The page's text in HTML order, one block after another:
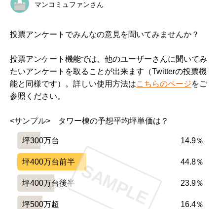
マンコミュファンさん
投票アンケートでみんなの意見を聞いてみませんか？
投票アンケート機能では、他のユーザーさんに聞いてみ
たいアンケートを取ることが出来ます（Twitterの投票機
能と同様です）。詳しい使用方法はこちらのページをご
参照ください。
<サンプル>　タワー棟の予想平均坪単価は？
坪300万台 14.9％
坪400万台前半 44.8％
坪400万台後半 23.9％
坪500万超 16.4％
SAMPLE